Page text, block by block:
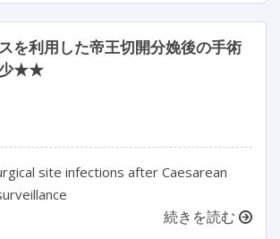
を利用した帝王切開分娩後の手術
少★★
site infections after Caesarean
続きを読む